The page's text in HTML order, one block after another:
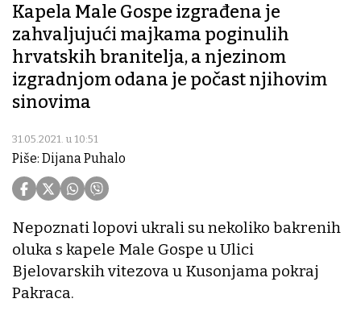
Kapela Male Gospe izgrađena je
zahvaljujući majkama poginulih
hrvatskih branitelja, a njezinom
izgradnjom odana je počast njihovim
sinovima
31.05.2021. u 10:51
Piše: Dijana Puhalo
Nepoznati lopovi ukrali su nekoliko bakrenih
oluka s kapele Male Gospe u Ulici
Bjelovarskih vitezova u Kusonjama pokraj
Pakraca.